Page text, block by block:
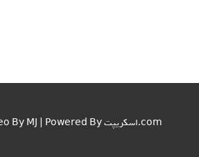
By MJ | Powered By اسکریپت.com